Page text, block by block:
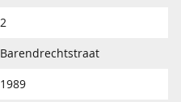
2
Barendrechtstraat
1989